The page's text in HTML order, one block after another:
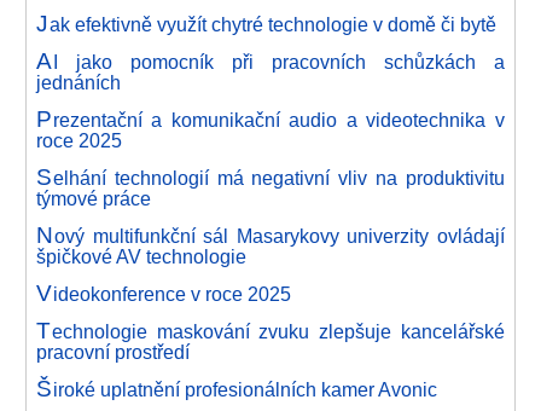
Jak efektivně využít chytré technologie v domě či bytě
A I jako pomocník při pracovních schůzkách a
jednáních
Prezentační a komunikační audio a videotechnika v
roce 2025
Selhání technologií má negativní vliv na produktivitu
týmové práce
Nový multifunkční sál Masarykovy univerzity ovládají
špičkové AV technologie
Videokonference v roce 2025
Technologie maskování zvuku zlepšuje kancelářské
pracovní prostředí
Široké uplatnění profesionálních kamer Avonic